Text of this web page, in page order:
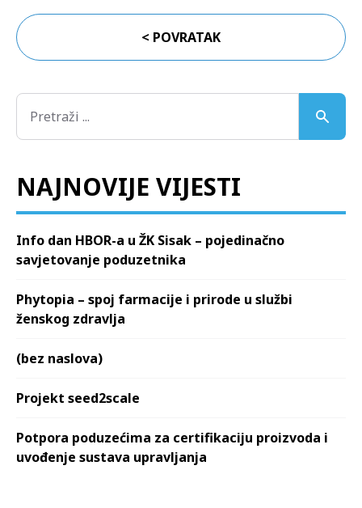
< POVRATAK
NAJNOVIJE VIJESTI
Info dan HBOR-a u ŽK Sisak – pojedinačno
savjetovanje poduzetnika
Phytopia – spoj farmacije i prirode u službi
ženskog zdravlja
(bez naslova)
Projekt seed2scale
Potpora poduzećima za certifikaciju proizvoda i
uvođenje sustava upravljanja